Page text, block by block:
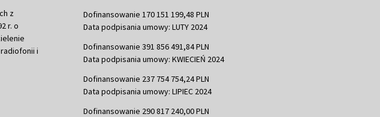
z
r. o
i
Dofinansowanie 170 151 199,48 PLN
Data podpisania umowy: LUTY 2024
Dofinansowanie 391 856 491,84 PLN
Data podpisania umowy: KWIECIEŃ 2024
Dofinansowanie 237 754 754,24 PLN
Data podpisania umowy: LIPIEC 2024
Dofinansowanie 290 817 240,00 PLN